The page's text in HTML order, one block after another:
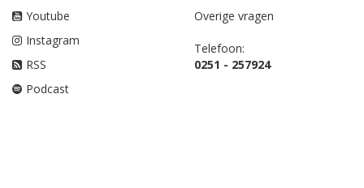
Youtube
Instagram
RSS
Podcast
Overige vragen
Telefoon:
0251 - 257924